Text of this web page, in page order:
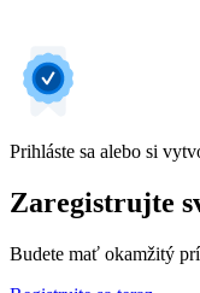
Prihláste sa alebo si
Zaregistrujte
Budete mať okamžitý